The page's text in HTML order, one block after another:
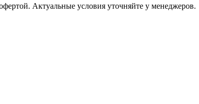
Актуальные условия уточняйте у менеджеров.